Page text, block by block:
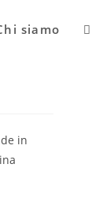
siamo
in